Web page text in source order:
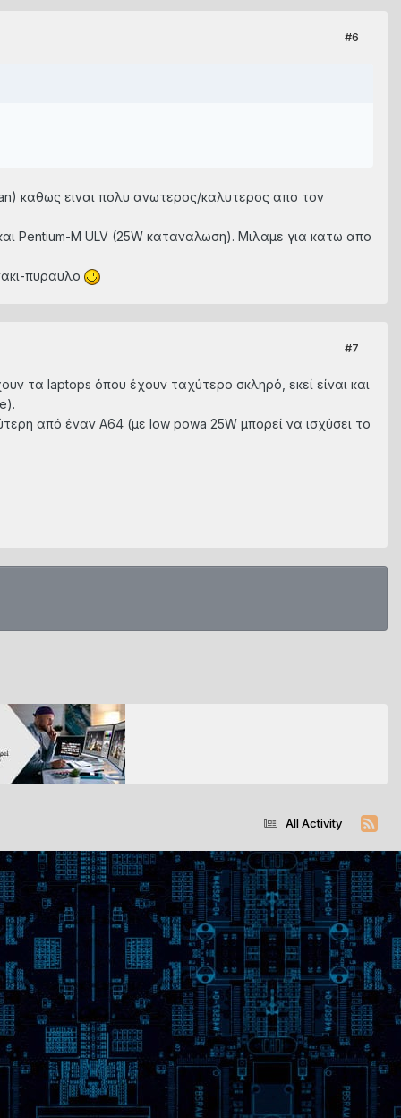
#6
καθως ειναι πολυ ανωτερος/καλυτερος απο τον
Pentium-M ULV (25W καταναλωση). Μιλαμε για κατω απο
πυραυλο
#7
τα laptops όπου έχουν ταχύτερο σκληρό, εκεί είναι και
από έναν A64 (με low powa 25W μπορεί να ισχύσει το
All Activity